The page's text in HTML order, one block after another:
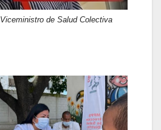
de Salud Colectiva